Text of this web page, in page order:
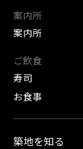
案内所
案内所
ご飲食
寿司
お食事
築地を知る